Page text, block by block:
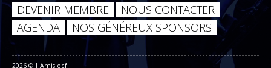
DEVENIR MEMBRE
NOUS CONTACTER
AGENDA
NOS GÉNÉREUX SPONSORS
2026 © | Amis ocf